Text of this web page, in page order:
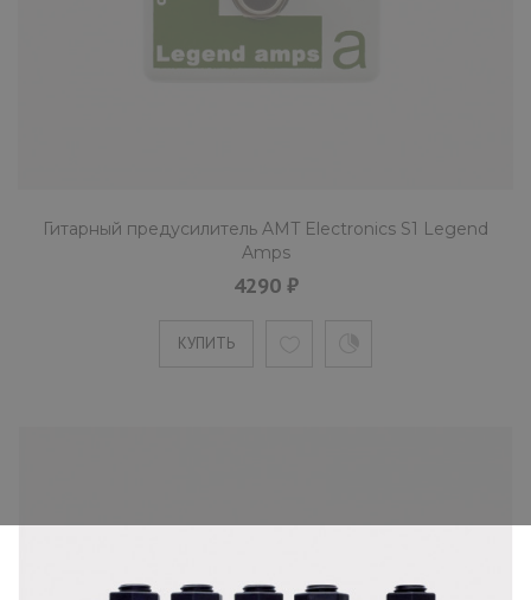
Гитарный предусилитель AMT Electronics S1 Legend
Amps
4290 ₽
КУПИТЬ